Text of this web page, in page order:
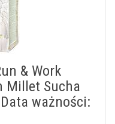
& Work
Millet Sucha
ważności: